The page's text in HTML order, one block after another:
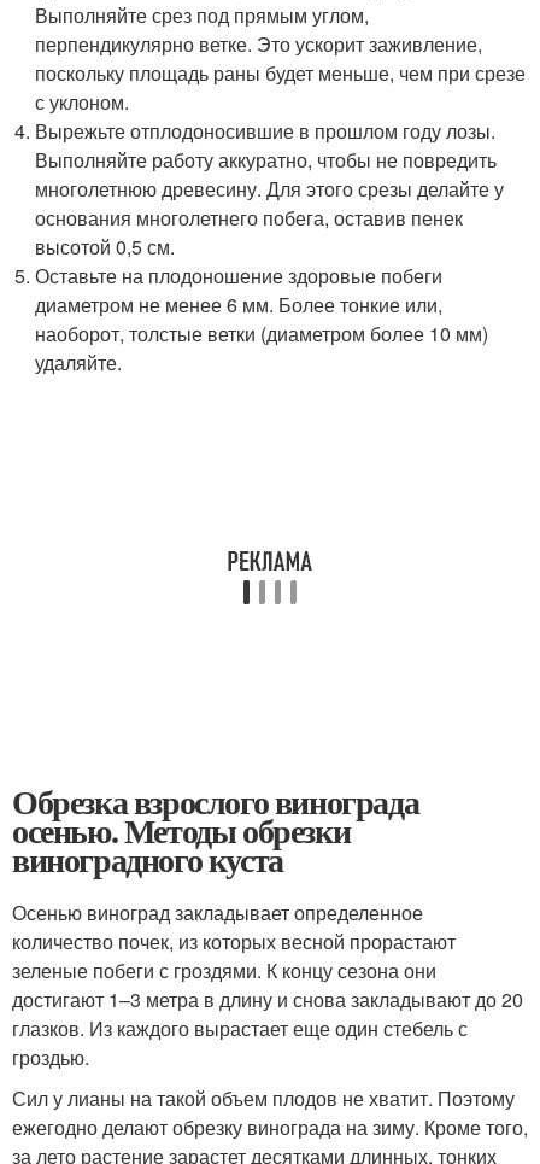
Выполняйте срез под прямым углом,
перпендикулярно ветке. Это ускорит заживление,
поскольку площадь раны будет меньше, чем при срезе
с уклоном.
Вырежьте отплодоносившие в прошлом году лозы.
Выполняйте работу аккуратно, чтобы не повредить
многолетнюю древесину. Для этого срезы делайте у
основания многолетнего побега, оставив пенек
высотой 0,5 см.
Оставьте на плодоношение здоровые побеги
диаметром не менее 6 мм. Более тонкие или,
наоборот, толстые ветки (диаметром более 10 мм)
удаляйте.
Обрезка взрослого винограда
осенью. Методы обрезки
виноградного куста
Осенью виноград закладывает определенное
количество почек, из которых весной прорастают
зеленые побеги с гроздями. К концу сезона они
достигают 1–3 метра в длину и снова закладывают до 20
глазков. Из каждого вырастает еще один стебель с
гроздью.
Сил у лианы на такой объем плодов не хватит. Поэтому
ежегодно делают обрезку винограда на зиму. Кроме того,
за лето растение зарастет десятками длинных, тонких